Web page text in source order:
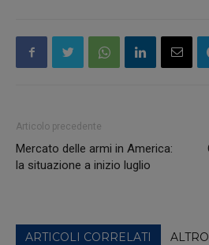
Articolo precedente
Mercato delle armi in America:
la situazione a inizio luglio
ARTICOLI CORRELATI